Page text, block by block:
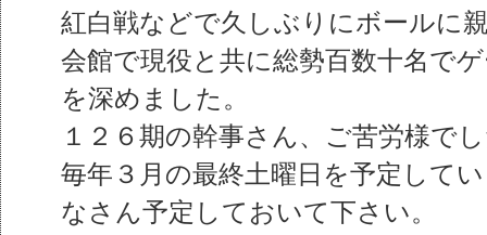
紅白戦などで久しぶりにボールに
会館で現役と共に総勢百数十名で
を深めました。
１２６期の幹事さん、ご苦労様で
毎年３月の最終土曜日を予定して
なさん予定しておいて下さい。